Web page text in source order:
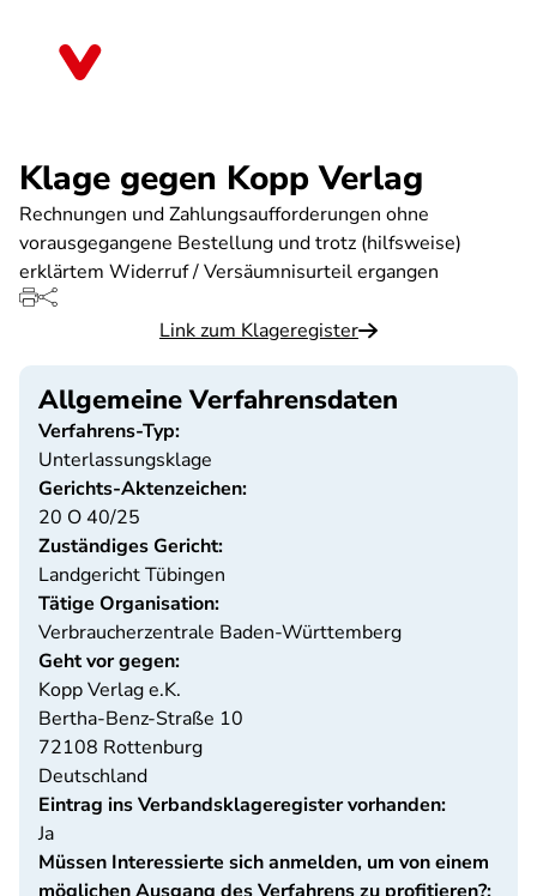
Klage gegen Kopp Verlag
Rechnungen und Zahlungsaufforderungen ohne
vorausgegangene Bestellung und trotz (hilfsweise)
erklärtem Widerruf / Versäumnisurteil ergangen
Link zum Klageregister
Allgemeine Verfahrensdaten
Verfahrens-Typ:
Unterlassungsklage
Gerichts-Aktenzeichen:
20 O 40/25
Zuständiges Gericht:
Landgericht Tübingen
Tätige Organisation:
Verbraucherzentrale Baden-Württemberg
Geht vor gegen:
Kopp Verlag e.K.
Bertha-Benz-Straße 10
72108 Rottenburg
Deutschland
Eintrag ins Verbandsklageregister vorhanden:
Ja
Müssen Interessierte sich anmelden, um von einem